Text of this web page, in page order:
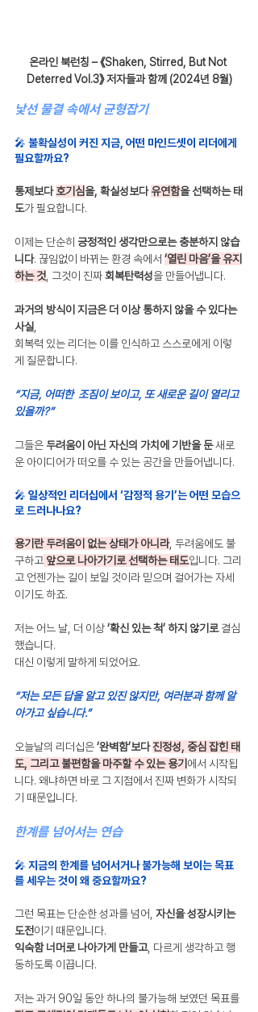
온라인 북런칭 – 《Shaken, Stirred, But Not
Deterred Vol.3》 저자들과 함께 (2024년 8월)
낯선 물결 속에서 균형잡기
🎤 불확실성이 커진 지금, 어떤 마인드셋이 리더에게
필요할까요?
통제보다 호기심을, 확실성보다 유연함을 선택하는 태
도가 필요합니다.
이제는 단순히 긍정적인 생각만으로는 충분하지 않습
니다. 끊임없이 바뀌는 환경 속에서 ‘열린 마음’을 유지
하는 것, 그것이 진짜 회복탄력성을 만들어냅니다.
과거의 방식이 지금은 더 이상 통하지 않을 수 있다는
사실,
회복력 있는 리더는 이를 인식하고 스스로에게 이렇
게 질문합니다.
“지금, 어떠한  조짐이 보이고, 또 새로운 길이 열리고
있을까?”
그들은 두려움이 아닌 자신의 가치에 기반을 둔 새로
운 아이디어가 떠오를 수 있는 공간을 만들어냅니다.
🎤 일상적인 리더십에서 ‘감정적 용기’는 어떤 모습으
로 드러나나요?
용기란 두려움이 없는 상태가 아니라, 두려움에도 불
구하고 앞으로 나아가기로 선택하는 태도입니다. 그리
고 언젠가는 길이 보일 것이라 믿으며 걸어가는 자세
이기도 하죠.
저는 어느 날, 더 이상 ‘확신 있는 척’ 하지 않기로 결심
했습니다.
대신 이렇게 말하게 되었어요.
“저는 모든 답을 알고 있진 않지만, 여러분과 함께 알
아가고 싶습니다.”
오늘날의 리더십은 ‘완벽함’보다 진정성, 중심 잡힌 태
도, 그리고 불편함을 마주할 수 있는 용기 에서 시작됩
니다. 왜냐하면 바로 그 지점에서 진짜 변화가 시작되
기 때문입니다.
한계를 넘어서는 연습
🎤 지금의 한계를 넘어서거나 불가능해 보이는 목표
를 세우는 것이 왜 중요할까요?
그런 목표는 단순한 성과를 넘어, 자신을 성장시키는
도전이기 때문입니다.
익숙함 너머로 나아가게 만들고, 다르게 생각하고 행
동하도록 이끕니다.
저는 과거 90일 동안 하나의 불가능해 보였던 목표를